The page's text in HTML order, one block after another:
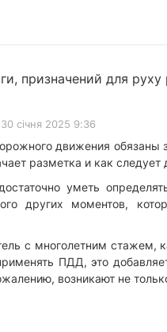
призначений для
30 січня 2025 9:36
движения
разметка и как
уметь
других моментов,
с многолетним стажем,
ПДД, это
возникают не